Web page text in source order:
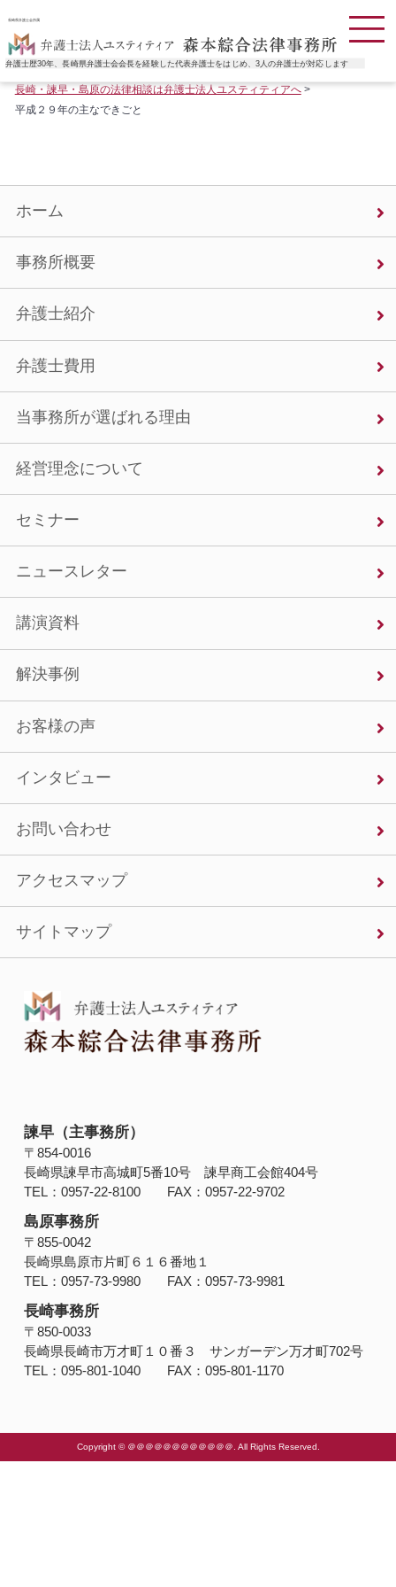
長崎県弁護士会所属
弁護士歴30年、長崎県弁護士会会長を経験した代表弁護士をはじめ、3人の弁護士が対応します
長崎・諫早・島原の法律相談は弁護士法人ユスティティアへ>
平成２９年の主なできごと
ホーム
事務所概要
弁護士紹介
弁護士費用
当事務所が選ばれる理由
経営理念について
セミナー
ニュースレター
講演資料
解決事例
お客様の声
インタビュー
お問い合わせ
アクセスマップ
サイトマップ
諫早（主事務所）
〒854‐0016
長崎県諫早市高城町5番10号 諫早商工会館404号
TEL：0957-22-8100 FAX：0957-22-9702
島原事務所
〒855-0042
長崎県島原市片町６１６番地１
TEL：0957-73-9980 FAX：0957-73-9981
長崎事務所
〒850-0033
長崎県長崎市万才町１０番３ サンガーデン万才町702号
TEL：095-801-1040 FAX：095-801-1170
Copyright © ＠＠＠＠＠＠＠＠＠＠＠＠. All Rights Reserved.